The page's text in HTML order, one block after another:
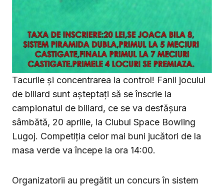
Tacurile și concentrarea la control! Fanii jocului
de biliard sunt așteptați să se înscrie la
campionatul de biliard, ce se va desfășura
sâmbătă, 20 aprilie, la Clubul Space Bowling
Lugoj. Competiția celor mai buni jucători de la
masa verde va începe la ora 14:00.
Organizatorii au pregătit un concurs în sistem